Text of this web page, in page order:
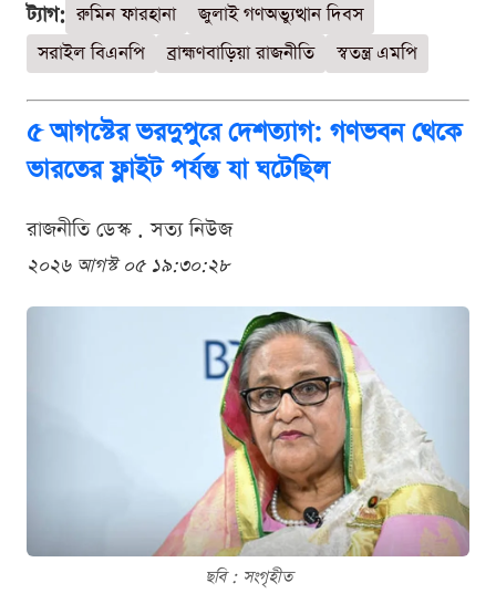
ট্যাগ: রুমিন ফারহানা
জুলাই গণঅভ্যুত্থান দিবস
সরাইল বিএনপি
ব্রাহ্মণবাড়িয়া রাজনীতি স্বতন্ত্র এমপি
৫ আগস্টের ভরদুপুরে দেশত্যাগ: গণভবন থেকে
ভারতের ফ্লাইট পর্যন্ত যা ঘটেছিল
রাজনীতি ডেস্ক . সত্য নিউজ
২০২৬ আগস্ট ০৫ ১৯:৩০:২৮
ছবি : সংগৃহীত